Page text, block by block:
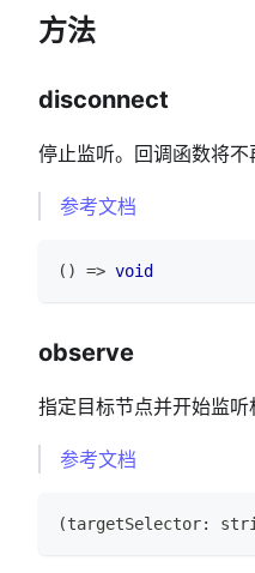
方法
disconnect
停止监听。回调函数将不
参考文档
( ) => void
observe
指定目标节点并开始监
参考文档
(targetSelector: